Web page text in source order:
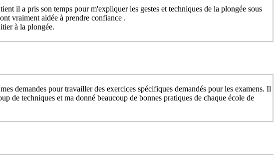
il a pris son temps pour m'expliquer les gestes et techniques de la plongée sous
vraiment aidée à prendre confiance .
à la plongée.
demandes pour travailler des exercices spécifiques demandés pour les examens. Il
de techniques et ma donné beaucoup de bonnes pratiques de chaque école de